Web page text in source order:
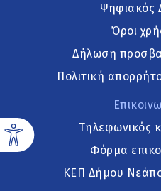
Ψηφιακός
Όροι
Δήλωση
Πολιτική
Τηλεφωνικός
Φόρμα
ΚΕΠ Δήμου